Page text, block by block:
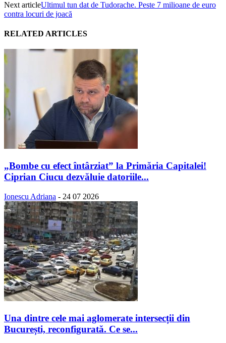
Next articleUltimul tun dat de Tudorache. Peste 7 milioane de euro
contra locuri de joacă
RELATED ARTICLES
„Bombe cu efect întârziat” la Primăria Capitalei!
Ciprian Ciucu dezvăluie datoriile...
Ionescu Adriana - 24 07 2026
Una dintre cele mai aglomerate intersecții din
București, reconfigurată. Ce se...